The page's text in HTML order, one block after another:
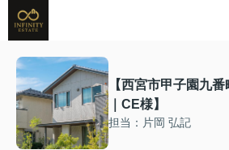
【西宮市甲子園九
｜CE様】
担当：片岡 弘記